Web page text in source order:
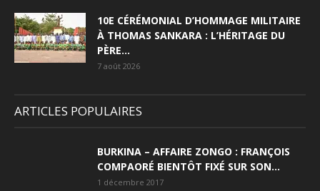
10E CÉRÉMONIAL D’HOMMAGE MILITAIRE
À THOMAS SANKARA : L’HÉRITAGE DU
PÈRE...
7 août 2026
ARTICLES POPULAIRES
BURKINA – AFFAIRE ZONGO : FRANÇOIS
COMPAORÉ BIENTÔT FIXÉ SUR SON...
1 décembre 2017